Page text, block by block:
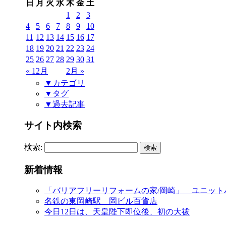
日
月 火 水 木 金 土
« 12月 2月 »
1 2
3
4
5 6 7 8 9
10
11 12 13 14 15 16 17
18 19 20 21 22 23 24
25 26 27 28 29 30 31
▼カテゴリ
▼タグ
▼過去記事
サイト内検索
検索:
新着情報
「バリアフリーリフォームの家/岡崎」 ユニット
名鉄の東岡崎駅 岡ビル百貨店
今日12日は、天皇陛下即位後、初の大祓